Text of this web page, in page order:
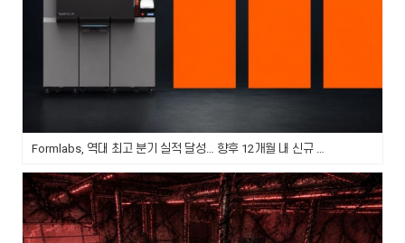
Formlabs, 역대 최고 분기 실적 달성… 향후 12개월 내 신규 3D 프린터 플랫폼 3종 출시 예정